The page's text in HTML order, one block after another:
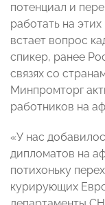
потенциал и
работать на
встает вопрос
спикер, ранее
связях со
Минпромторг
работников на
«У нас
дипломатов на
потихоньку
курирующих